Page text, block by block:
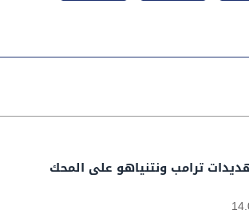
ترامب ونتنياهو على المحك